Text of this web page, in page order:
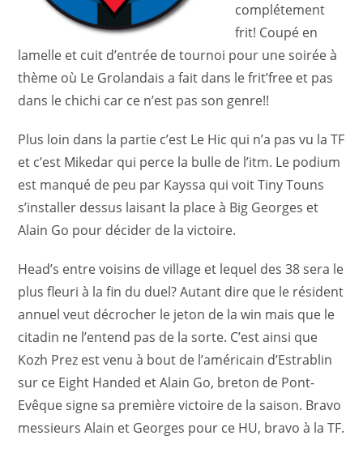
complétement
frit! Coupé en
lamelle et cuit d’entrée de tournoi pour une soirée à
thème où Le Grolandais a fait dans le frit’free et pas
dans le chichi car ce n’est pas son genre!!
Plus loin dans la partie c’est Le Hic qui n’a pas vu la TF
et c’est Mikedar qui perce la bulle de l’itm. Le podium
est manqué de peu par Kayssa qui voit Tiny Touns
s’installer dessus laisant la place à Big Georges et
Alain Go pour décider de la victoire.
Head’s entre voisins de village et lequel des 38 sera le
plus fleuri à la fin du duel? Autant dire que le résident
annuel veut décrocher le jeton de la win mais que le
citadin ne l’entend pas de la sorte. C’est ainsi que
Kozh Prez est venu à bout de l’américain d’Estrablin
sur ce Eight Handed et Alain Go, breton de Pont-
Evêque signe sa première victoire de la saison. Bravo
messieurs Alain et Georges pour ce HU, bravo à la TF.